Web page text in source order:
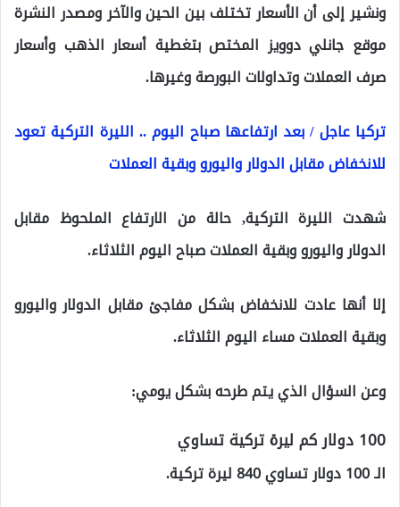
ونشير إلى أن الأسعار تختلف بين الحين والآخر ومصدر النشرة
موقع جانلي دوويز المختص بتغطية أسعار الذهب وأسعار
صرف العملات وتداولات البورصة وغيرها.
تركيا عاجل / بعد ارتفاعها صباح اليوم .. الليرة التركية تعود
للانخفاض مقابل الدولار واليورو وبقية العملات
شهدت الليرة التركية, حالة من الارتفاع الملحوظ مقابل
الدولار واليورو وبقية العملات صباح اليوم الثلاثاء.
إلا أنها عادت للانخفاض بشكل مفاجئ مقابل الدولار واليورو
وبقية العملات مساء اليوم الثلاثاء.
وعن السؤال الذي يتم طرحه بشكل يومي:
100 دولار كم ليرة تركية تساوي
الـ 100 دولار تساوي 840 ليرة تركية.